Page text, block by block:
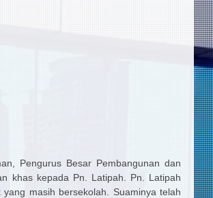
Pengurus Besar Pembangunan dan
khas kepada Pn. Latipah. Pn. Latipah
masih bersekolah. Suaminya telah